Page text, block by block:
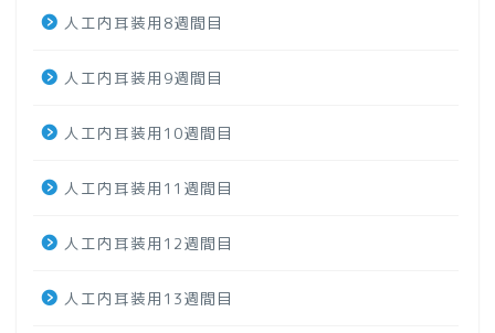
人工内耳装用8週間目
人工内耳装用9週間目
人工内耳装用10週間目
人工内耳装用11週間目
人工内耳装用12週間目
人工内耳装用13週間目